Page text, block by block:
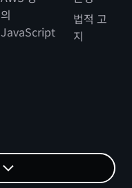
의
JavaScript
법적 고
지